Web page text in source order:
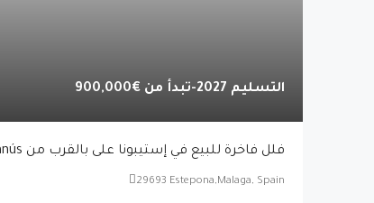
التسليم 2027-تبدأ من €900,000
فلل فاخرة للبيع في إستيبونا على بالقرب من Puerto Banús
29693 Estepona,Malaga, Spain